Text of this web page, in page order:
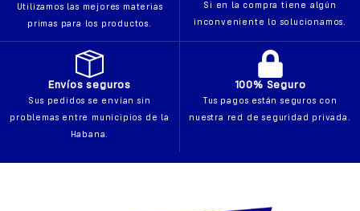
Utilizamos las mejores materias
primas para los productos.
Si en la compra tiene algún
inconveniente lo solucionamos.
Envíos seguros
Sus pedidos se envían sin
problemas entre municipios de la
Habana.
100% Seguro
Tus pagos están seguros con
nuestra red de seguridad privada.